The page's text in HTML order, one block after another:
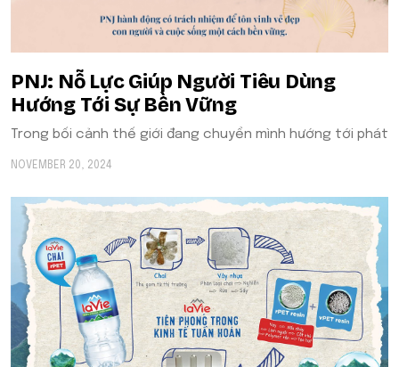
​​PNJ: Nỗ Lực Giúp Người Tiêu Dùng
Hướng Tới Sự Bền Vững
Trong bối cảnh thế giới đang chuyển mình hướng tới phát
NOVEMBER 20, 2024